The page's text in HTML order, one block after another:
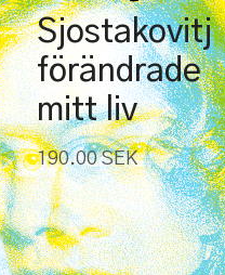
Sjostakovitj
förändrade
mitt liv
190.00SEK